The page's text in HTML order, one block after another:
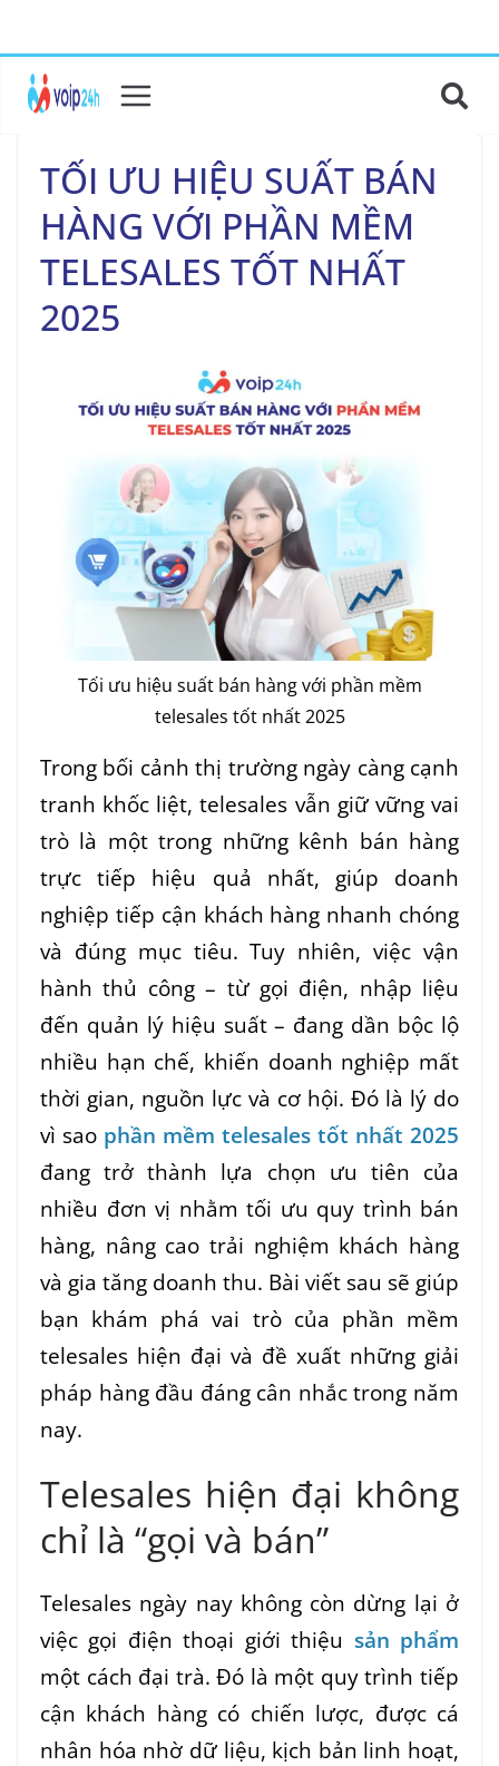
TỐI ƯU HIỆU SUẤT BÁN
HÀNG VỚI PHẦN MỀM
TELESALES TỐT NHẤT
2025
Tối ưu hiệu suất bán hàng với phần mềm
telesales tốt nhất 2025
Trong bối cảnh thị trường ngày càng cạnh
tranh khốc liệt, telesales vẫn giữ vững vai
trò là một trong những kênh bán hàng
trực tiếp hiệu quả nhất, giúp doanh
nghiệp tiếp cận khách hàng nhanh chóng
và đúng mục tiêu. Tuy nhiên, việc vận
hành thủ công – từ gọi điện, nhập liệu
đến quản lý hiệu suất – đang dần bộc lộ
nhiều hạn chế, khiến doanh nghiệp mất
thời gian, nguồn lực và cơ hội. Đó là lý do
vì sao phần mềm telesales tốt nhất 2025
đang trở thành lựa chọn ưu tiên của
nhiều đơn vị nhằm tối ưu quy trình bán
hàng, nâng cao trải nghiệm khách hàng
và gia tăng doanh thu. Bài viết sau sẽ giúp
bạn khám phá vai trò của phần mềm
telesales hiện đại và đề xuất những giải
pháp hàng đầu đáng cân nhắc trong năm
nay.
Telesales hiện đại không
chỉ là “gọi và bán”
Telesales ngày nay không còn dừng lại ở
việc gọi điện thoại giới thiệu sản phẩm
một cách đại trà. Đó là một quy trình tiếp
cận khách hàng có chiến lược, được cá
nhân hóa nhờ dữ liệu, kịch bản linh hoạt,